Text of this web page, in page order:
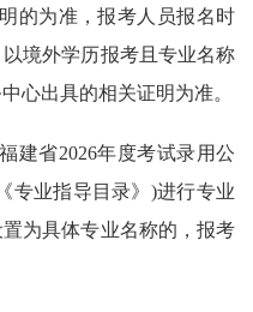
的为准，报考人员报名时
境外学历报考且专业名称
心出具的相关证明为准。
建省2026年度考试录用公
专业指导目录》)进行专业
为具体专业名称的，报考